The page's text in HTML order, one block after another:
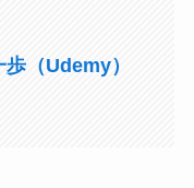
（Udemy）